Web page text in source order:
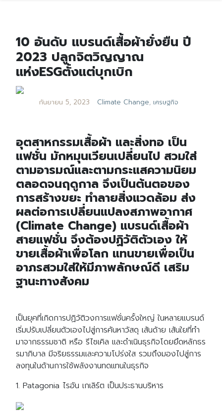
10 อันดับ แบรนด์เสื้อผ้ายั่งยืน ปี
2023 ปลูกจิตวิญญาณ
แห่งESGตั้งแต่บุกเบิก
กันยายน 5, 2023 Climate Change, เศรษฐกิจ
อุตสาหกรรมเสื้อผ้า และสิ่งทอ เป็น
แฟชั่น มักหมุนเวียนเปลี่ยนไป สวมใส่
ตามอารมณ์และตามกระแสความนิยม
ตลอดจนฤดูกาล จึงเป็นต้นตอของ
การสร้างขยะ ทำลายสิ่งแวดล้อม ส่ง
ผลต่อการเปลี่ยนแปลงสภาพอากาศ
(Climate Change) แบรนด์เสื้อผ้า
สายแฟชั่น จึงต้องปฏิวัติตัวเอง ให้
ขายเสื้อผ้าเพื่อโลก แทนขายเพื่อเป็น
อาภรสวมใส่ให้มีภาพลักษณ์ดี เสริม
ฐานะทางสังคม
เป็นยุคที่เกิดการปฏิวัติวงการแฟชั่นครั้งใหญ่ ในหลายแบรนด์
เริ่มปรับเปลี่ยนตัวเองไปสู่การค้นหาวัสดุ เส้นด้าย เส้นใยที่ทำ
มาจากธรรมชาติ หรือ รีไซเคิล และดำเนินธุรกิจโดยยึดหลักธร
รมาภิบาล มีจริยธรรมและความโปร่งใส รวมถึงมองไปสู่การ
ลงทุนในด้านการใช้พลังงานทดแทนในธุรกิจ
1. Patagonia ไรอัน เกเลิร์ต เป็นประธานบริหาร